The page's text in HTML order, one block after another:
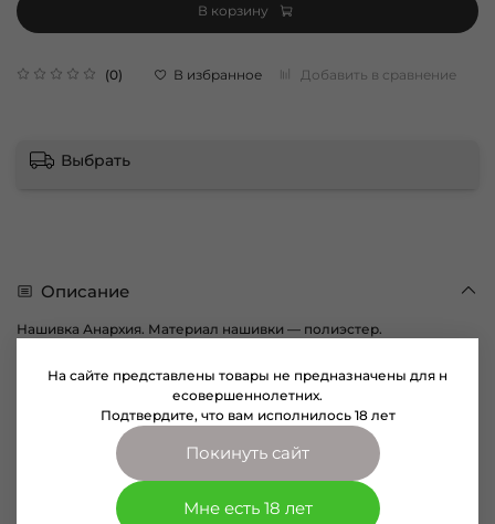
(0) В избранное Добавить в сравнение
В корзину
Выбрать
Описание
Нашивка Анархия. Материал нашивки — полиэстер.
Размер нашивки: длина — 9 см, ширина — 11 см. Нашивка
крепится к одежде методом пришивания.
Следует помнить, что цвет изделия на фотографии может
немного отличаться от цвета реального товара. Это связано с
искажением цветопередачи экрана монитора или телефона,
настройками фотоаппаратуры и другими факторами.
На сайте представлены товары не предназначены для н
есовершеннолетних.
Подтвердите, что вам исполнилось 18 лет
Покинуть сайт
Мне есть 18 лет